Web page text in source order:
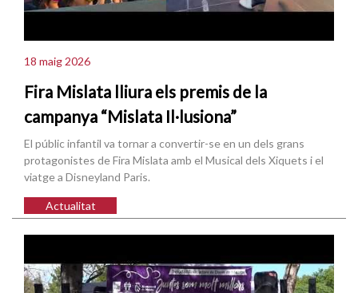
18 maig 2026
Fira Mislata lliura els premis de la
campanya “Mislata Il·lusiona”
El públic infantil va tornar a convertir-se en un dels grans
protagonistes de Fira Mislata amb el Musical dels Xiquets i el
viatge a Disneyland Paris.
Actualitat